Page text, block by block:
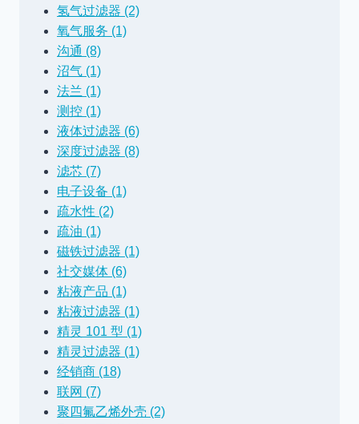
氢气过滤器 (2)
氧气服务 (1)
沟通 (8)
沼气 (1)
法兰 (1)
测控 (1)
液体过滤器 (6)
深度过滤器 (8)
滤芯 (7)
电子设备 (1)
疏水性 (2)
疏油 (1)
磁铁过滤器 (1)
社交媒体 (6)
粘液产品 (1)
粘液过滤器 (1)
精灵 101 型 (1)
精灵过滤器 (1)
经销商 (18)
联网 (7)
聚四氟乙烯外壳 (2)